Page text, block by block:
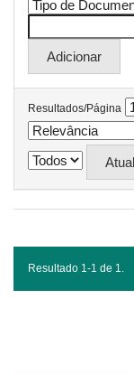
Resultados/Página
Resultado 1-1 de 1.